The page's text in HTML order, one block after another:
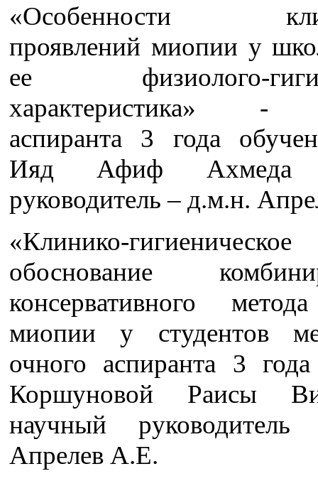
«Особенности
проявлений миопии у
ее физиолого-
характеристика» -
аспиранта 3 года
Ияд Афиф Ахмеда
руководитель – д.м.н.
«Клинико-гигиеническое
обоснование
консервативного
миопии у студентов
очного аспиранта 3
Коршуновой Раисы
научный
Апрелев А.Е.